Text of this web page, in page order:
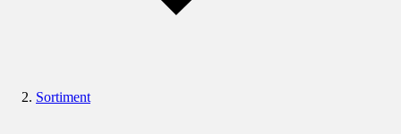
Sortiment